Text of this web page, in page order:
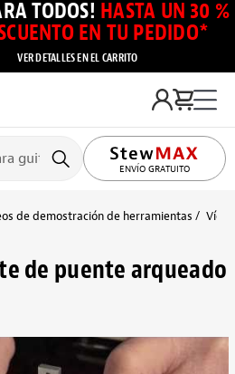
TODOS! HASTA UN 30 %
EN TU PEDIDO*
VER DETALLES EN EL CARRITO
ENVÍO GRATUITO
de demostración de herramientas
de puente arqueado